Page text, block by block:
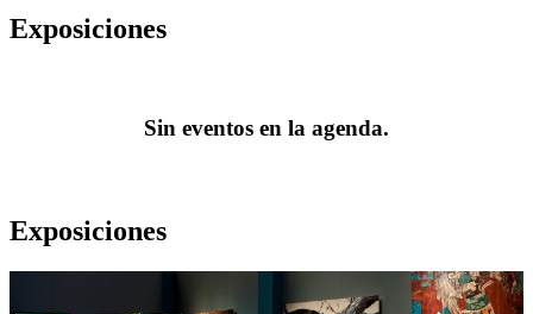
Exposiciones
Sin eventos en la agenda.
Exposiciones